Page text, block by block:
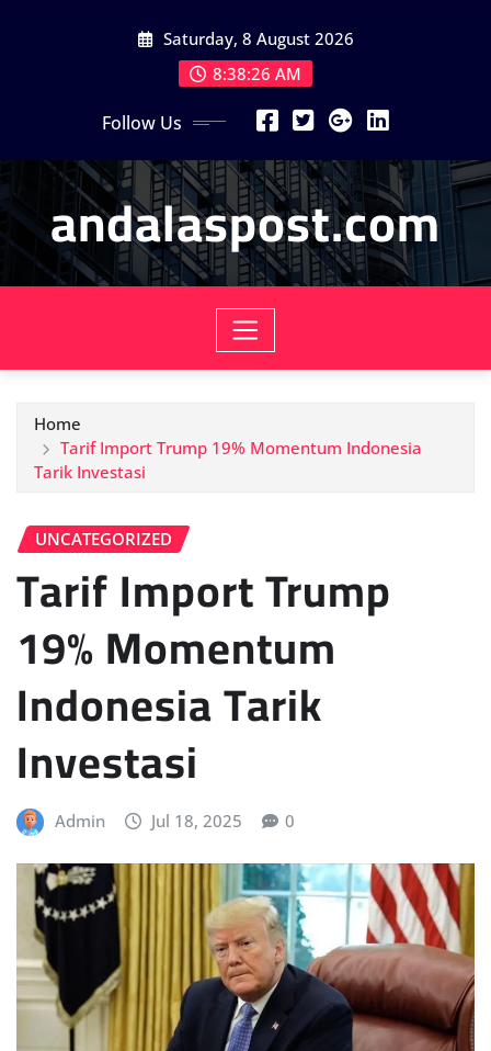
Saturday, 8 August 2026
8:38:27 AM
Follow Us
andalaspost.com
Home
Tarif Import Trump 19% Momentum Indonesia
Tarik Investasi
UNCATEGORIZED
Tarif Import Trump
19% Momentum
Indonesia Tarik
Investasi
Admin Jul 18, 2025 0